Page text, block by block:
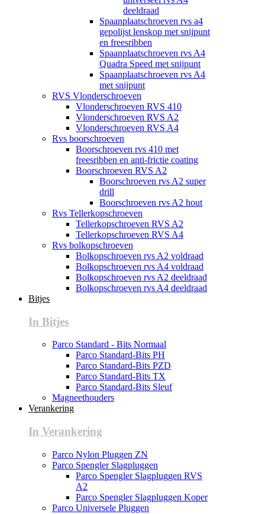
deeldraad
Spaanplaatschroeven rvs a4
gepolijst lenskop met snijpunt
en freesribben
Spaanplaatschroeven rvs A4
Quadra Speed met snijpunt
Spaanplaatschroeven rvs A4
met snijpunt
RVS Vlonderschroeven
Vlonderschroeven RVS 410
Vlonderschroeven RVS A2
Vlonderschroeven RVS A4
Rvs boorschroeven
Boorschroeven rvs 410 met
freesribben en anti-frictie coating
Boorschroeven RVS A2
Boorschroeven rvs A2 super
drill
Boorschroeven rvs A2 hout
Rvs Tellerkopschroeven
Tellerkopschroeven RVS A2
Tellerkopschroeven RVS A4
Rvs bolkopschroeven
Bolkopschroeven rvs A2 voldraad
Bolkopschroeven rvs A4 voldraad
Bolkopschroeven rvs A2 deeldraad
Bolkopschroeven rvs A4 deeldraad
Bitjes
In Bitjes
Parco Standard - Bits Normaal
Parco Standard-Bits PH
Parco Standard-Bits PZD
Parco Standard-Bits TX
Parco Standard-Bits Sleuf
Magneethouders
Verankering
In Verankering
Parco Nylon Pluggen ZN
Parco Spengler Slagpluggen
Parco Spengler Slagpluggen RVS
A2
Parco Spengler Slagpluggen Koper
Parco Universele Pluggen